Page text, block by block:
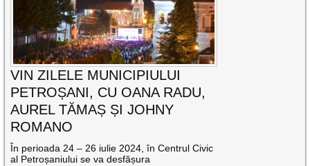
VIN ZILELE MUNICIPIULUI
PETROȘANI, CU OANA RADU,
AUREL TĂMAȘ ȘI JOHNY
ROMANO
În perioada 24 – 26 iulie 2024, în Centrul Civic
al Petroșaniului se va desfășura